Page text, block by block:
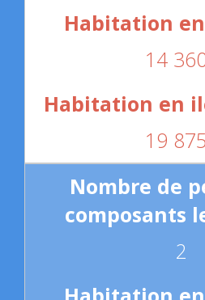
14
19
2